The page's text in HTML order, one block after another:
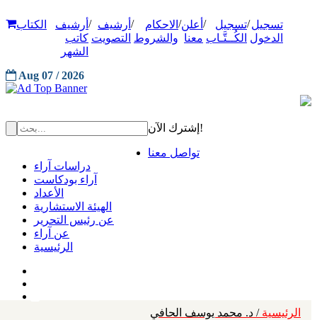
تسجيل
الدخول
/تسجيل
الكُــتَّـاب
/ أعلن
معنا
/ الاحكام
والشروط
/ أرشيف
التصويت
/ أرشيف
كاتب
الشهر
الكتاب
Aug 07 / 2026
إشترك الآن!
تواصل معنا
دراسات آراء
آراء بودكاست
الأعداد
الهيئة الاستشارية
عن رئيس التحرير
عن آراء
الرئيسية
الرئيسية / د. محمد يوسف الحافي